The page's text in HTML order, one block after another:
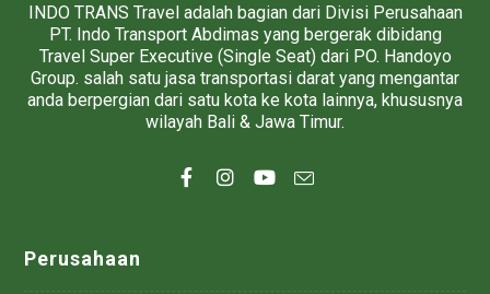
INDO TRANS Travel adalah bagian dari Divisi Perusahaan
PT. Indo Transport Abdimas yang bergerak dibidang
Travel Super Executive (Single Seat) dari PO. Handoyo
Group. salah satu jasa transportasi darat yang mengantar
anda berpergian dari satu kota ke kota lainnya, khususnya
wilayah Bali & Jawa Timur.
Perusahaan